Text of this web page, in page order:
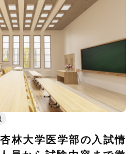
林大学医学部の入試情